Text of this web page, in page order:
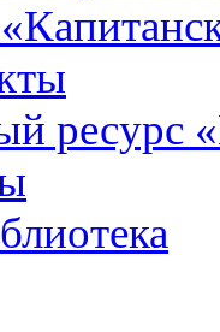
ресурс